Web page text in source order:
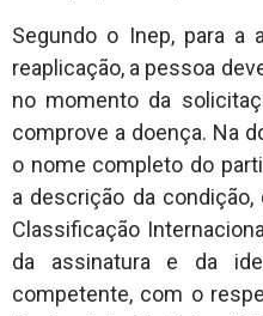
Segundo o Inep, para a
reaplicação, a pessoa
no momento da
comprove a doença. Na
o nome completo do
a descrição da
Classificação
da assinatura e da
competente, com o